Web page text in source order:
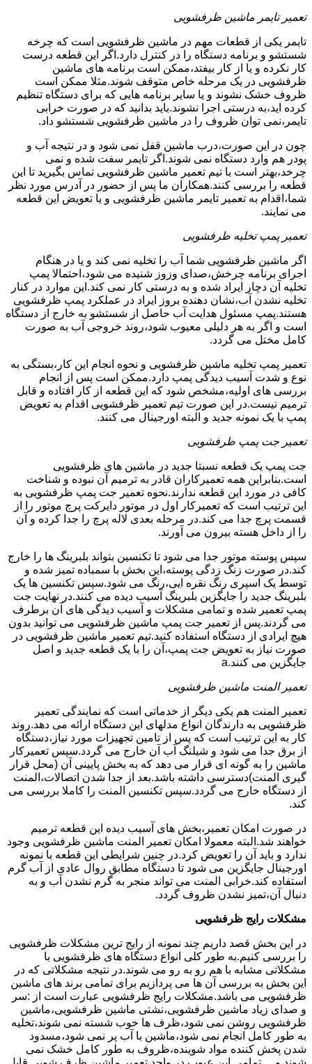
تعمیر تایمر ماشین ظرفشویی
تایمر یکی از قطعات مهم در ماشین ظرفشویی است که چرخه
شستشو و برنامه دستگاه را در کنترل دارد.اگر این قطعه درست
کار نکرده و یا از کار بیفتد،ممکن است برنامه های ماشین
ظرفشویی در یک مرحله خاص متوقف شوند.مثلا ممکن است
ظروف خشک نشوند و یا سایر برنامه هایی که برای دستگاه تنظیم
کرده اید،به درستی اجرا نشوند.باید بدانید که در صورت خرابی
تایمر،نمی توان ظروف را در ماشین ظرفشویی شستشو داد.
چون در این صورت،درب ماشین قفل نمی شود و در نتیجه آب و
پودر هم وارد دستگاه نمی شوند.اگر تایمر سفت شده و نمی
چرخد،بهتر است با تیم تعمیر ماشین ظرفشویی تماس بگیرید تا این
قطعه را بررسی کنند.همکاران ما پس از حضور در آدرس مورد نظر
شما،اقدام به تعمیر تایمر ماشین ظرفشویی و یا تعویض این قطعه
می نمایند.
تعمیر پمپ تخلیه ظرفشویی
اگر ماشین ظرفشویی شما آب را تخلیه نمی کند و یا در هنگام
اجرای برنامه چرخش،صدای وزوز شنیده می شود،احتمالا پمپ
تخلیه آن دچار ایراد شده و به درستی کار نمی کند.این موارد در کنار
تخلیه نشدن آب،نشان دهنده بروز ایراد در عملکرد پمپ ظرفشویی
هستند.پمپ مسئول هدایت آب حاصل از شستشو به خارج از دستگاه
است و اگر به هر دلیلی معیوب شود،روند خروجی آب به صورت
کامل مختل می گردد.
تعمیر پمپ تخلیه ماشین ظرفشویی و نحوه انجام این کار،بستگی به
نوع و شدت آسیب دیدگی پمپ دارد.ممکن است پس از انجام
بررسی های اولیه،مشخص شود که این قطعه از کار افتاده و قابل
ترمیم نیست.در این صورت تیم تعمیر ظرفشویی اقدام به تعویض
پمپ با یک نمونه جدید و البته اورجینال می کنند.
تعمیر جت پمپ ظرفشویی
جت پمپ یک قطعه نسبتا جدید در ماشین های ظرفشویی
است.بنابراین همه تعمیرکاران قادر به ترمیم آن نبوده و شناخت
کافی در مورد این قطعه ندارند.نحوه تعمیر جت پمپ ظرفشویی به
این ترتیب است که تعمیرکار اول در موتور دایرکت پرچ موتور را از
قسمت پرچ جدا می کند.در مرحله بعدی لاله پرچ را جدا کرده و آن
را از داخل هسته بیرون می آورند.
سپس پوسته موتور جدا می شود تا تکنسین بتواند بلبرینگ ها را خارج
کند.در صورت زنگ زدگی پوسته،این بخش با سمباده تمیز شده و
توسط یک اسپری رنگ نقره ایی،رنگ می شود.سپس تکنسین ها یک
بلبرینگ جدید را جایگزین بلبرینگ آسیب دیده می کنند.در نهایت جت
پمپ تعمیر شده و تمامی مشکلات و آسیب دیدگی های آن برطرف
می گردند.پس از تعمیر جت پمپ ماشین ظرفشویی می توانید بدون
هیچ ایرادی از دستگاه استفاده کنید.تیم تعمیر ماشین ظرفشویی در
صورت نیاز به تعویض جت پمپ،آن را با یک قطعه جدید و اصل
جایگزین می کنند.a
تعمیر المنت ماشین ظرفشویی
تعمیر المنت هم یکی دیگر از خدماتی است که نمایندگی تعمیر
ظرفشویی به دارندگان انواع مدلهای این دستگاه ارائه می دهد.روند
کار به این ترتیب است که پس از تامین تجهیزات مورد نیاز،دستگاه
از برق جدا می شود و شیلنگ آب آن خارج می گردد.سپس تعمیرکار
ماشین را به گونه ای قرار می دهد که به بخش پایینی آن (محل قرار
گیری المنت)دسترسی داشته باشد.بعد از جدا شدن اتصالات،المنت
از دستگاه خارج می گردد.سپس تکنسین المنت را کاملا بررسی می
کند.
در صورت امکان تعمیر،بخش های آسیب دیده این قطعه ترمیم
خواهند شد.البته معمولا امکان تعمیر المنت ماشین ظرفشویی وجود
ندارد و باید آن را تعویض کرد.در چنین شرایطی این قطعه با نمونه
اورجینال جایگزین می شود تا دستگاه مطابق روال عادی از آب گرم
استفاده کند.خرابی المنت می تواند منجر به گرم نشدن آب و به
دنبال آن،تمیز نشدن ظروف گردد.
مشکلات رایج ظرفشویی
در این بخش قصد داریم چند نمونه از رایج ترین مشکلات ظرفشویی
را بررسی کنیم.به طور کلی انواع دستگاه های ظرفشویی با
مشکلاتی مشابه با هم رو به رو می شوند.در نتیجه مشکلاتی که در
این بخش به بررسی آن ها می پردازیم برای تمامی برند های ماشین
ظرفشویی می باشد.مشکلات رایج ظرفشویی عبارت است از :سر
و صدای زیاد ماشین ظرفشویی،نشتی ماشین ظرفشویی،ماشین
ظرفشویی روشن نمی شود،ظرف ها خوب شسته نمی شوند،تخلیه
به طور کامل انجام نمی شود،ماشین با آب پر نمی شود،مسدود
شدن پخش کننده مواد شوینده،ظروف به طور کامل خشک نمی